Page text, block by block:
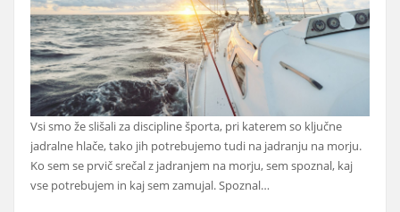
Vsi smo že slišali za discipline športa, pri katerem so ključne
jadralne hlače, tako jih potrebujemo tudi na jadranju na morju.
Ko sem se prvič srečal z jadranjem na morju, sem spoznal, kaj
vse potrebujem in kaj sem zamujal. Spoznal…